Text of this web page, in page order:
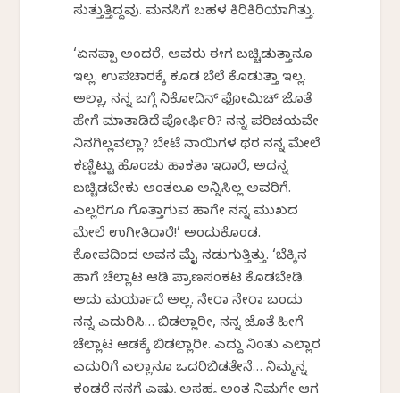
ಸುತ್ತುತ್ತಿದ್ದವು. ಮನಸಿಗೆ ಬಹಳ ಕಿರಿಕಿರಿಯಾಗಿತ್ತು.
‘ಏನಪ್ಪಾ ಅಂದರೆ, ಅವರು ಈಗ ಬಚ್ಚಿಡುತ್ತಾನೂ
ಇಲ್ಲ. ಉಪಚಾರಕ್ಕೆ ಕೂಡ ಬೆಲೆ ಕೊಡುತ್ತಾ ಇಲ್ಲ.
ಅಲ್ಲಾ, ನನ್ನ ಬಗ್ಗೆ ನಿಕೋದಿನ್ ಫೋಮಿಚ್‍ ಜೊತೆ
ಹೇಗೆ ಮಾತಾಡಿದೆ ಪೋರ್ಫಿರಿ? ನನ್ನ ಪರಿಚಯವೇ
ನಿನಗಿಲ್ಲವಲ್ಲಾ? ಬೇಟೆ ನಾಯಿಗಳ ಥರ ನನ್ನ ಮೇಲೆ
ಕಣ್ಣಿಟ್ಟು ಹೊಂಚು ಹಾಕತಾ ಇದಾರೆ, ಅದನ್ನ
ಬಚ್ಚಿಡಬೇಕು ಅಂತಲೂ ಅನ್ನಿಸಿಲ್ಲ ಅವರಿಗೆ.
ಎಲ್ಲರಿಗೂ ಗೊತ್ತಾಗುವ ಹಾಗೇ ನನ್ನ ಮುಖದ
ಮೇಲೆ ಉಗೀತಿದಾರೆ!’ ಅಂದುಕೊಂಡ.
ಕೋಪದಿಂದ ಅವನ ಮೈ ನಡುಗುತ್ತಿತ್ತು. ‘ಬೆಕ್ಕಿನ
ಹಾಗೆ ಚೆಲ್ಲಾಟ ಆಡಿ ಪ್ರಾಣಸಂಕಟ ಕೊಡಬೇಡಿ.
ಅದು ಮರ್ಯಾದೆ ಅಲ್ಲ. ನೇರಾ ನೇರಾ ಬಂದು
ನನ್ನ ಎದುರಿಸಿ… ಬಿಡಲ್ಲಾರೀ, ನನ್ನ ಜೊತೆ ಹೀಗೆ
ಚೆಲ್ಲಾಟ ಆಡಕ್ಕೆ ಬಿಡಲ್ಲಾರೀ. ಎದ್ದು ನಿಂತು ಎಲ್ಲಾರ
ಎದುರಿಗೆ ಎಲ್ಲಾನೂ ಒದರಿಬಿಡತೇನೆ… ನಿಮ್ಮನ್ನ